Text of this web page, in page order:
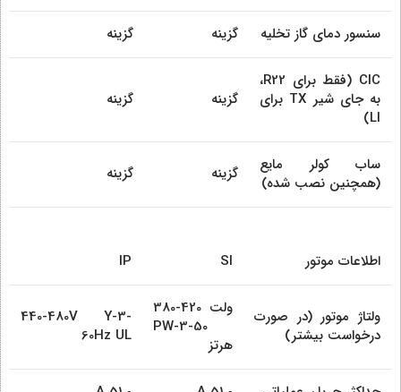
سنسور دمای گاز تخلیه گزینه گزینه
CIC (فقط برای R22،
به جای شیر TX برای
LI)
گزینه گزینه
ساب کولر مایع
(همچنین نصب شده)
گزینه گزینه
اطلاعات موتور SI
IP
ولتاژ موتور (در صورت
درخواست بیشتر)
380-420 ولت
PW-3-50
هرتز
440-480V Y-3-
60Hz UL